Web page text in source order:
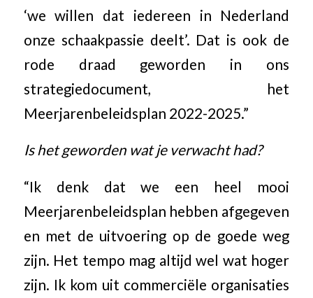
‘we willen dat iedereen in Nederland
onze schaakpassie deelt’. Dat is ook de
rode draad geworden in ons
strategiedocument, het
Meerjarenbeleidsplan 2022-2025.”
Is het geworden wat je verwacht had?
“Ik denk dat we een heel mooi
Meerjarenbeleidsplan hebben afgegeven
en met de uitvoering op de goede weg
zijn. Het tempo mag altijd wel wat hoger
zijn. Ik kom uit commerciële organisaties